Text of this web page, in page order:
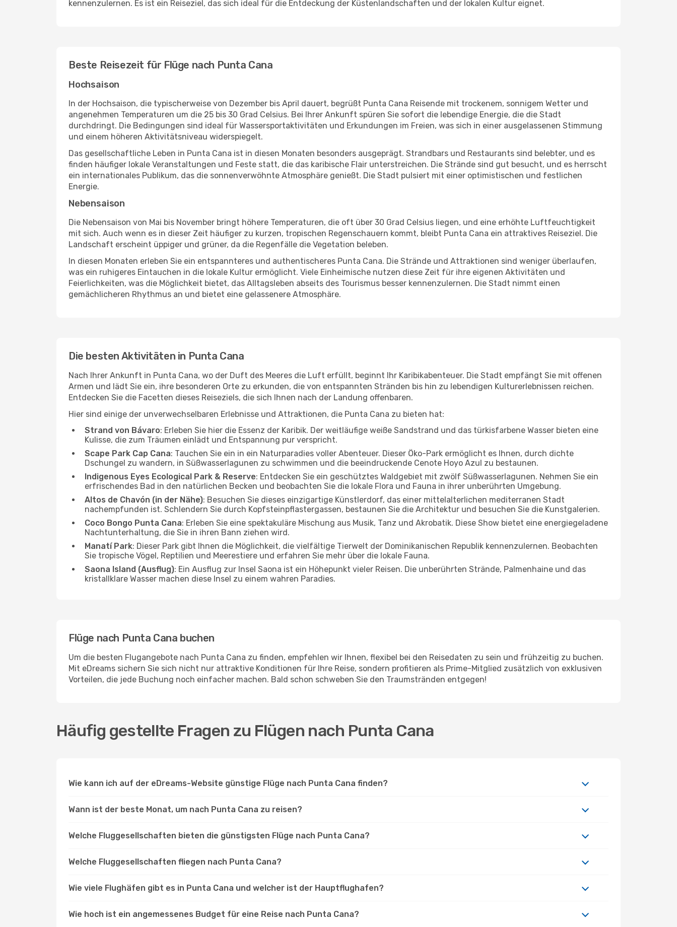
kennenzulernen. Es ist ein Reiseziel, das sich ideal für die Entdeckung der Küstenlandschaften und der lokalen Kultur eignet.
Beste Reisezeit für Flüge nach Punta Cana
Hochsaison
In der Hochsaison, die typischerweise von Dezember bis April dauert, begrüßt Punta Cana Reisende mit trockenem, sonnigem Wetter und
angenehmen Temperaturen um die 25 bis 30 Grad Celsius. Bei Ihrer Ankunft spüren Sie sofort die lebendige Energie, die die Stadt
durchdringt. Die Bedingungen sind ideal für Wassersportaktivitäten und Erkundungen im Freien, was sich in einer ausgelassenen Stimmung
und einem höheren Aktivitätsniveau widerspiegelt.
Das gesellschaftliche Leben in Punta Cana ist in diesen Monaten besonders ausgeprägt. Strandbars und Restaurants sind belebter, und es
finden häufiger lokale Veranstaltungen und Feste statt, die das karibische Flair unterstreichen. Die Strände sind gut besucht, und es herrscht
ein internationales Publikum, das die sonnenverwöhnte Atmosphäre genießt. Die Stadt pulsiert mit einer optimistischen und festlichen
Energie.
Nebensaison
Die Nebensaison von Mai bis November bringt höhere Temperaturen, die oft über 30 Grad Celsius liegen, und eine erhöhte Luftfeuchtigkeit
mit sich. Auch wenn es in dieser Zeit häufiger zu kurzen, tropischen Regenschauern kommt, bleibt Punta Cana ein attraktives Reiseziel. Die
Landschaft erscheint üppiger und grüner, da die Regenfälle die Vegetation beleben.
In diesen Monaten erleben Sie ein entspannteres und authentischeres Punta Cana. Die Strände und Attraktionen sind weniger überlaufen,
was ein ruhigeres Eintauchen in die lokale Kultur ermöglicht. Viele Einheimische nutzen diese Zeit für ihre eigenen Aktivitäten und
Feierlichkeiten, was die Möglichkeit bietet, das Alltagsleben abseits des Tourismus besser kennenzulernen. Die Stadt nimmt einen
gemächlicheren Rhythmus an und bietet eine gelassenere Atmosphäre.
Die besten Aktivitäten in Punta Cana
Nach Ihrer Ankunft in Punta Cana, wo der Duft des Meeres die Luft erfüllt, beginnt Ihr Karibikabenteuer. Die Stadt empfängt Sie mit offenen
Armen und lädt Sie ein, ihre besonderen Orte zu erkunden, die von entspannten Stränden bis hin zu lebendigen Kulturerlebnissen reichen.
Entdecken Sie die Facetten dieses Reiseziels, die sich Ihnen nach der Landung offenbaren.
Hier sind einige der unverwechselbaren Erlebnisse und Attraktionen, die Punta Cana zu bieten hat:
Strand von Bávaro: Erleben Sie hier die Essenz der Karibik. Der weitläufige weiße Sandstrand und das türkisfarbene Wasser bieten eine
Kulisse, die zum Träumen einlädt und Entspannung pur verspricht.
Scape Park Cap Cana: Tauchen Sie ein in ein Naturparadies voller Abenteuer. Dieser Öko-Park ermöglicht es Ihnen, durch dichte
Dschungel zu wandern, in Süßwasserlagunen zu schwimmen und die beeindruckende Cenote Hoyo Azul zu bestaunen.
Indigenous Eyes Ecological Park & Reserve: Entdecken Sie ein geschütztes Waldgebiet mit zwölf Süßwasserlagunen. Nehmen Sie ein
erfrischendes Bad in den natürlichen Becken und beobachten Sie die lokale Flora und Fauna in ihrer unberührten Umgebung.
Altos de Chavón (in der Nähe): Besuchen Sie dieses einzigartige Künstlerdorf, das einer mittelalterlichen mediterranen Stadt
nachempfunden ist. Schlendern Sie durch Kopfsteinpflastergassen, bestaunen Sie die Architektur und besuchen Sie die Kunstgalerien.
Coco Bongo Punta Cana: Erleben Sie eine spektakuläre Mischung aus Musik, Tanz und Akrobatik. Diese Show bietet eine energiegeladene
Nachtunterhaltung, die Sie in ihren Bann ziehen wird.
Manatí Park: Dieser Park gibt Ihnen die Möglichkeit, die vielfältige Tierwelt der Dominikanischen Republik kennenzulernen. Beobachten
Sie tropische Vögel, Reptilien und Meerestiere und erfahren Sie mehr über die lokale Fauna.
Saona Island (Ausflug): Ein Ausflug zur Insel Saona ist ein Höhepunkt vieler Reisen. Die unberührten Strände, Palmenhaine und das
kristallklare Wasser machen diese Insel zu einem wahren Paradies.
Flüge nach Punta Cana buchen
Um die besten Flugangebote nach Punta Cana zu finden, empfehlen wir Ihnen, flexibel bei den Reisedaten zu sein und frühzeitig zu buchen.
Mit eDreams sichern Sie sich nicht nur attraktive Konditionen für Ihre Reise, sondern profitieren als Prime-Mitglied zusätzlich von exklusiven
Vorteilen, die jede Buchung noch einfacher machen. Bald schon schweben Sie den Traumstränden entgegen!
Häufig gestellte Fragen zu Flügen nach Punta Cana
Wie kann ich auf der eDreams-Website günstige Flüge nach Punta Cana finden?
Wann ist der beste Monat, um nach Punta Cana zu reisen?
Welche Fluggesellschaften bieten die günstigsten Flüge nach Punta Cana?
Welche Fluggesellschaften fliegen nach Punta Cana?
Wie viele Flughäfen gibt es in Punta Cana und welcher ist der Hauptflughafen?
Wie hoch ist ein angemessenes Budget für eine Reise nach Punta Cana?